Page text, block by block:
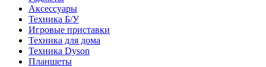
Аксессуары
Техника Б/У
Игровые приставки
Техника для дома
Техника Dyson
Планшеты